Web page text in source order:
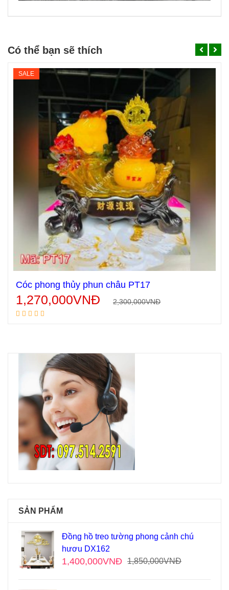
Có thể bạn sẽ thích
SALE
Cóc phong thủy phun châu PT17
2,300,000VNĐ
1,270,000VNĐ
SẢN PHẨM
Đồng hồ treo tường phong cảnh chú
hươu DX162
1,850,000VNĐ
1,400,000VNĐ